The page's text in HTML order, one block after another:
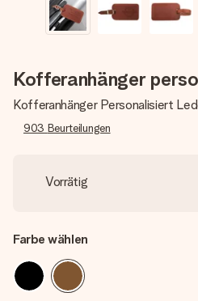
Kofferanhänger
Kofferanhänger Personalisiert
903 Beurteilungen
Vorrätig
Farbe wählen